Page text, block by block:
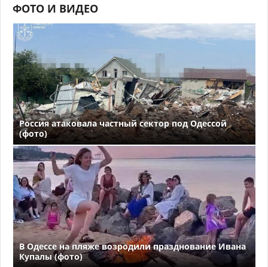
ФОТО И ВИДЕО
Россия атаковала частный сектор под Одессой
(фото)
В Одессе на пляже возродили празднование Ивана
Купалы (фото)